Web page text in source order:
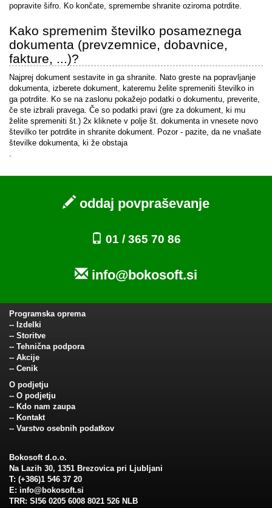
popravite šifro. Ko končate, spremembe shranite oziroma potrdite.
Kako spremenim številko posameznega
dokumenta (prevzemnice, dobavnice,
fakture, ...)?
Najprej dokument sestavite in ga shranite. Nato greste na popravljanje
dokumenta, izberete dokument, kateremu želite spremeniti številko in
ga potrdite. Ko se na zaslonu pokažejo podatki o dokumentu, preverite,
če ste izbrali pravega. Če so podatki pravi (gre za dokument, ki mu
želite spremeniti št.) 2x kliknete v polje št. dokumenta in vnesete novo
številko ter potrdite in shranite dokument. Pozor - pazite, da ne vnašate
številke dokumenta, ki že obstaja
.
oddaj povpraševanje
01 / 365 70 86
info@bokosoft.si
Programska oprema
-- Izdelki
-- Storitve
-- Tehnična podpora
-- Akcije
-- Cenik
O podjetju
-- O podjetju
-- Kdo nam zaupa
-- Kontakt
-- Varstvo osebnih podatkov
Bokosoft d.o.o.
Na Lazih 30, 1351 Brezovica pri Ljubljani
T: (+386)1 546 37 20
E: info@bokosoft.si
TRR: SI56 0205 6008 8021 526 NLB